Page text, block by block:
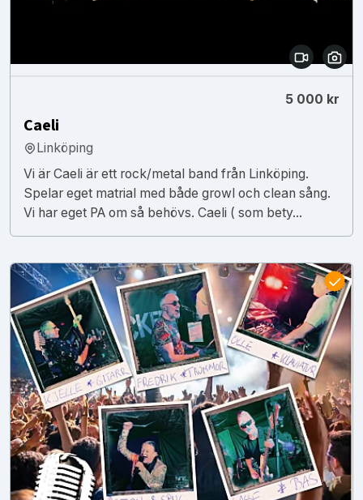
5 000 kr
Caeli
Linköping
Vi är Caeli är ett rock/metal band från Linköping.
Spelar eget matrial med både growl och clean sång.
Vi har eget PA om så behövs. Caeli ( som bety...